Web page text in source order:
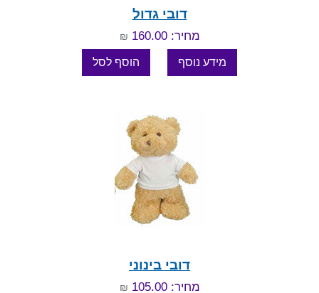
דובי גדול
מחיר: 160.00 ₪
דובי בינוני
מחיר: 105.00 ₪